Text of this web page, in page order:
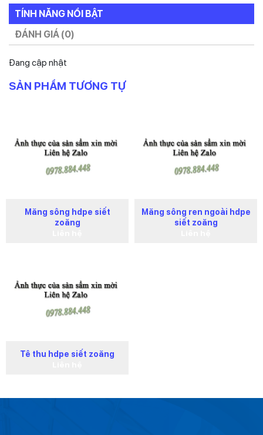
TÍNH NĂNG NỔI BẬT
ĐÁNH GIÁ (0)
Đang cập nhật
SẢN PHẨM TƯƠNG TỰ
Măng sông hdpe siết
zoăng
Măng sông ren ngoài hdpe
siết zoăng
Tê thu hdpe siết zoăng